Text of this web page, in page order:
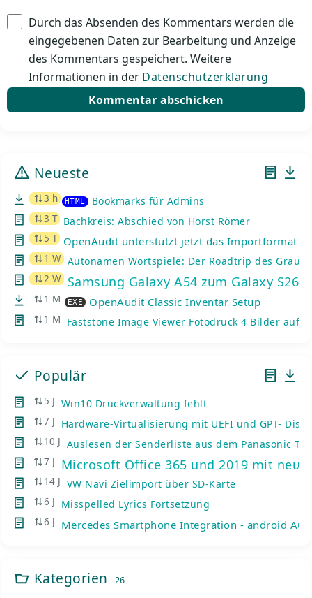
Durch das Absenden des Kommentars werden die
eingegebenen Daten zur Bearbeitung und Anzeige
des Kommentars gespeichert. Weitere
Informationen in der Datenschutzerklärung
Neueste
3 h HTML Bookmarks für Admins
3 T Bachkreis: Abschied von Horst Römer
5 T OpenAudit unterstützt jetzt das Importformat
1 W Autonamen Wortspiele: Der Roadtrip des
2 W Samsung Galaxy A54 zum Galaxy
1 M EXE OpenAudit Classic Inventar Setup
1 M Faststone Image Viewer Fotodruck 4 Bilder auf
Populär
5 J Win10 Druckverwaltung fehlt
7 J Hardware-Virtualisierung mit UEFI und GPT- Disks
10 J Auslesen der Senderliste aus dem Panasonic TV
7 J Microsoft Office 365 und 2019 mit
14 J VW Navi Zielimport über SD-Karte
6 J Misspelled Lyrics Fortsetzung
6 J Mercedes Smartphone Integration - android
Kategorien 26